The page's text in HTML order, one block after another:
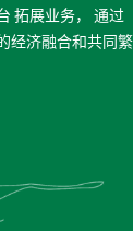
拓展业务， 通过
经济融合和共同繁